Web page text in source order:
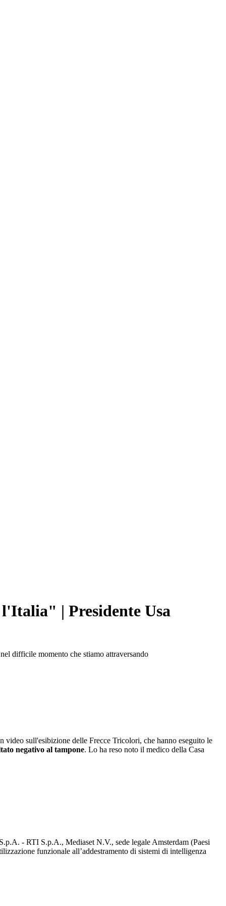
| Presidente Usa
difficile momento che stiamo attraversando
video sull'esibizione delle Frecce Tricolori, che hanno eseguito le
negativo al tampone. Lo ha reso noto il medico della Casa
- RTI S.p.A., Mediaset N.V., sede legale Amsterdam (Paesi
funzionale all’addestramento di sistemi di intelligenza